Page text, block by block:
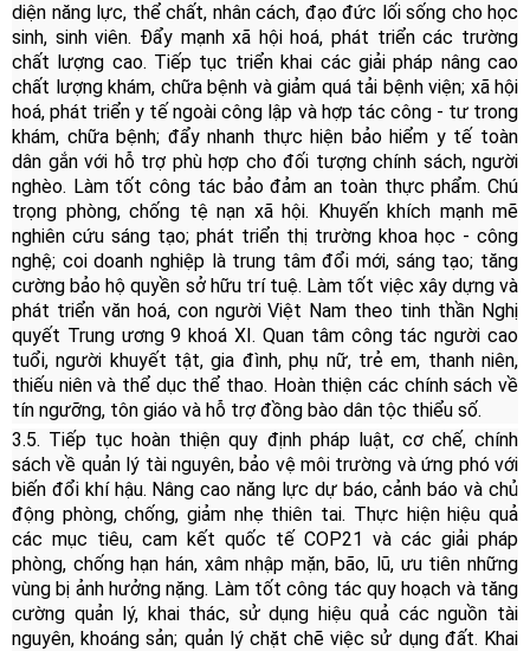
diện năng lực, thể chất, nhân cách, đạo đức lối sống cho học
sinh, sinh viên. Đẩy mạnh xã hội hoá, phát triển các trường
chất lượng cao. Tiếp tục triển khai các giải pháp nâng cao
chất lượng khám, chữa bệnh và giảm quá tải bệnh viện; xã hội
hoá, phát triển y tế ngoài công lập và hợp tác công - tư trong
khám, chữa bệnh; đẩy nhanh thực hiện bảo hiểm y tế toàn
dân gắn với hỗ trợ phù hợp cho đối tượng chính sách, người
nghèo. Làm tốt công tác bảo đảm an toàn thực phẩm. Chú
trọng phòng, chống tệ nạn xã hội. Khuyến khích mạnh mẽ
nghiên cứu sáng tạo; phát triển thị trường khoa học - công
nghệ; coi doanh nghiệp là trung tâm đổi mới, sáng tạo; tăng
cường bảo hộ quyền sở hữu trí tuệ. Làm tốt việc xây dựng và
phát triển văn hoá, con người Việt Nam theo tinh thần Nghị
quyết Trung ương 9 khoá XI. Quan tâm công tác người cao
tuổi, người khuyết tật, gia đình, phụ nữ, trẻ em, thanh niên,
thiếu niên và thể dục thể thao. Hoàn thiện các chính sách về
tín ngưỡng, tôn giáo và hỗ trợ đồng bào dân tộc thiểu số.
3.5. Tiếp tục hoàn thiện quy định pháp luật, cơ chế, chính
sách về quản lý tài nguyên, bảo vệ môi trường và ứng phó với
biến đổi khí hậu. Nâng cao năng lực dự báo, cảnh báo và chủ
động phòng, chống, giảm nhẹ thiên tai. Thực hiện hiệu quả
các mục tiêu, cam kết quốc tế COP21 và các giải pháp
phòng, chống hạn hán, xâm nhập mặn, bão, lũ, ưu tiên những
vùng bị ảnh hưởng nặng. Làm tốt công tác quy hoạch và tăng
cường quản lý, khai thác, sử dụng hiệu quả các nguồn tài
nguyên, khoáng sản; quản lý chặt chẽ việc sử dụng đất. Khai